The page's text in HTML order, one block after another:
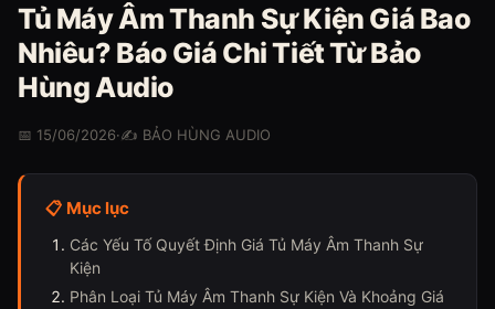
Tủ Máy Âm Thanh Sự Kiện Giá Bao
Nhiêu? Báo Giá Chi Tiết Từ Bảo
Hùng Audio
📅 15/06/2026·✍️ BẢO HÙNG AUDIO
📋 Mục lục
Các Yếu Tố Quyết Định Giá Tủ Máy Âm Thanh Sự
Kiện
Phân Loại Tủ Máy Âm Thanh Sự Kiện Và Khoảng Giá